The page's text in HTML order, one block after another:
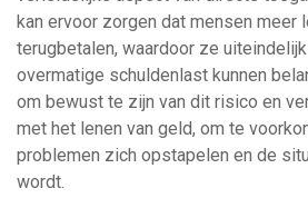
kan ervoor zorgen dat mensen meer
terugbetalen, waardoor ze
overmatige schuldenlast kunnen
om bewust te zijn van dit risico en
met het lenen van geld, om te
problemen zich opstapelen en de
wordt.